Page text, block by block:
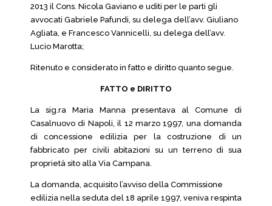
2013 il Cons. Nicola Gaviano e uditi per le parti gli
avvocati Gabriele Pafundi, su delega dell’avv. Giuliano
Agliata, e Francesco Vannicelli, su delega dell’avv.
Lucio Marotta;
Ritenuto e considerato in fatto e diritto quanto segue.
FATTO e DIRITTO
La sig.ra Maria Manna presentava al Comune di
Casalnuovo di Napoli, il 12 marzo 1997, una domanda
di concessione edilizia per la costruzione di un
fabbricato per civili abitazioni su un terreno di sua
proprietà sito alla Via Campana.
La domanda, acquisito l’avviso della Commissione
edilizia nella seduta del 18 aprile 1997, veniva respinta